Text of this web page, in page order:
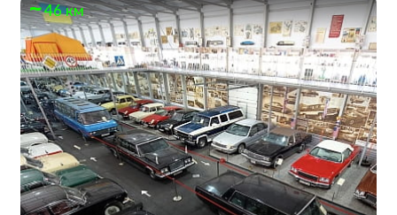
46 км